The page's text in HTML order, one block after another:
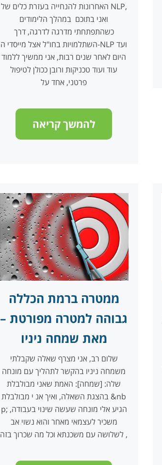
האחרונות להנחייה בעזרת כלים של NLP,
ואני בתוכם במהלך הלימודים
כשהתפתחתי מדרגה לדרגה, דרך
השתלמויות בחו"ל אצל מייסדי ה-NLP ועד
היום לאחר שנים רבות, אני ממשיך ללמוד
עוד ועוד טכניקות ורובן ככולן לטיפול
פרטני, אחד על
להמשך קריאה
ממטרה ברמת הכללה
גבוהה למטרה מפורטת –
מאת שמחה ניניו
שלום רב, אני מצרף שאלה שקבלתי
משמחה ניניו בהקשר לתהליך עם מונחה
שלה: [שמחה]: האמת שאני מבולבלת
בהצגת השאלה, ואיך אנ י מבולבלת &nb
p; הגיע אלי מונחה שעשה שינוי בעבודה,
משכיר לעצמאי מאחר והוא נשוי אב
לשלושה עם משכנתא וכל מה שכרוך בזה ,